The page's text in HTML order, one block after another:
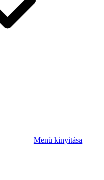
Menü kinyitása